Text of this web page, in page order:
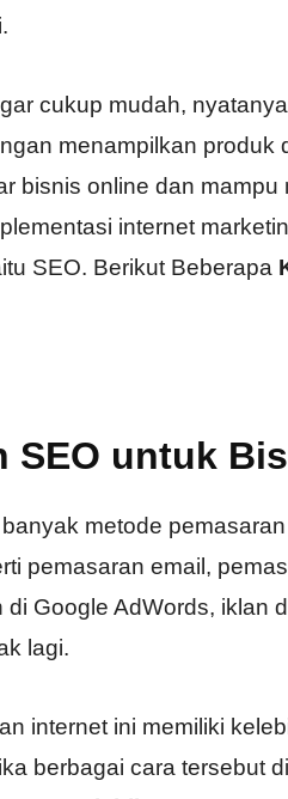
cukup mudah,
menampilkan produk
bisnis online dan
internet
SEO. Berikut Beberapa
SEO untuk
metode
pemasaran email,
di Google AdWords, iklan
lagi.
internet ini memiliki
berbagai cara tersebut